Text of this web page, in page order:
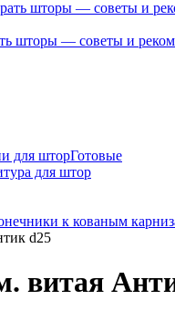
шторы — советы и
для шторГотовые
для штор
к кованым
d25
витая